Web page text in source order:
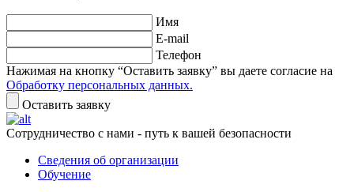
Имя
E-mail
Телефон
Нажимая на кнопку “Оставить заявку” вы даете согласие на
Обработку персональных данных.
Оставить заявку
Сотрудничество с нами - путь к вашей безопасности
Сведения об организации
Обучение